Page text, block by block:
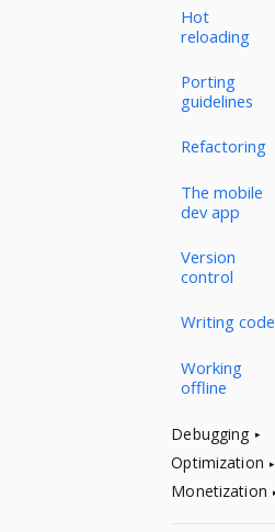
Hot
reloading
Porting
guidelines
Refactoring
The mobile
dev app
Version
control
Writing code
Working
offline
Debugging
Optimization
Monetization